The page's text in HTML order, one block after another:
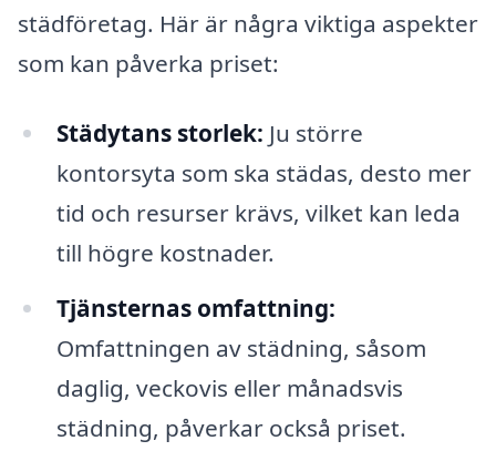
städföretag. Här är några viktiga aspekter
som kan påverka priset:
Städytans storlek: Ju större
kontorsyta som ska städas, desto mer
tid och resurser krävs, vilket kan leda
till högre kostnader.
Tjänsternas omfattning:
Omfattningen av städning, såsom
daglig, veckovis eller månadsvis
städning, påverkar också priset.